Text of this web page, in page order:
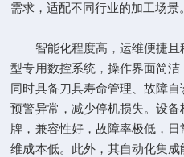
需求，适配不同行业的加工场景。
智能化程度高，运维便捷且
型专用数控系统，操作界面简洁
同时具备刀具寿命管理、故障
预警异常，减少停机损失。设
牌，兼容性好，故障率极低，
维成本低。此外，其自动化集